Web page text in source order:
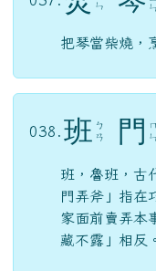
ㄣ
ㄣ
把琴當柴燒，
038. 班 ㄅ
ㄢ
門
ㄇ
ㄣ
班，魯班，古
門弄斧」指在
家面前賣弄本
藏不露」相反。